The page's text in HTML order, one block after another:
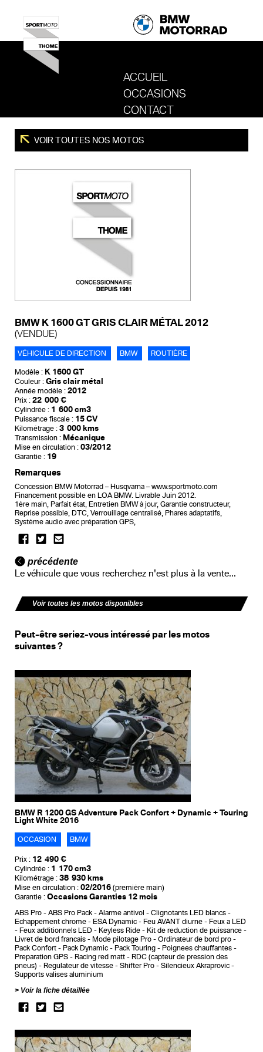
ACCUEIL
REVENIR AU SITE DE SPORT MOTO
OCCASIONS
CONTACT
VOIR TOUTES NOS MOTOS
BMW K 1600 GT GRIS CLAIR MÉTAL 2012
(VENDUE)
VÉHICULE DE DIRECTION BMW ROUTIÈRE
Modèle : K 1600 GT
Couleur : Gris clair métal
Année modèle : 2012
Prix : 22 000 €
Cylindrée : 1 600 cm3
Puissance fiscale : 15 CV
Kilométrage : 3 000 kms
Transmission : Mécanique
Mise en circulation : 03/2012
Garantie : 19
Remarques
Concession BMW Motorrad – Husqvarna – www.sportmoto.com
Financement possible en LOA BMW. Livrable Juin 2012.
1ère main, Parfait état, Entretien BMW à jour, Garantie constructeur,
Reprise possible, DTC, Verrouillage centralisé, Phares adaptatifs,
Système audio avec préparation GPS,
précédente
Le véhicule que vous recherchez n'est plus à la vente...
Voir toutes les motos disponibles
Peut-être seriez-vous intéressé par les motos
suivantes ?
BMW R 1200 GS Adventure Pack Confort + Dynamic + Touring
Light White 2016
OCCASION BMW
Prix : 12 490 €
Cylindrée : 1 170 cm3
Kilométrage : 38 930 kms
Mise en circulation : 02/2016 (première main)
Garantie : Occasions Garanties 12 mois
ABS Pro ABS Pro Pack Alarme antivol
Clignotants LED blancs
Echappement chrome
ESA Dynamic Feu AVANT diurne
Feux a LED
Feux additionnels LED
Keyless Ride
Kit de reduction de puissance
Livret de bord francais
Mode pilotage Pro
Ordinateur de bord pro
Pack Confort
Pack Dynamic Pack Touring
Poignees chauffantes
Preparation GPS
Racing red matt
RDC (capteur de pression des
pneus)
Regulateur de vitesse Shifter Pro
Silencieux Akraprovic
Supports valises aluminium
Voir la fiche détaillée